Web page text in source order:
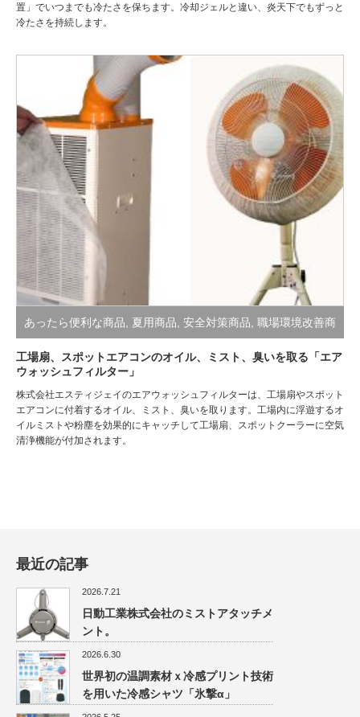
置」でいつまでも冷たさを保ちます。冷却ジェルと違い、炎天下でもずっと
冷たさを持続します。
あったら便利な商品 夏用商品 安全対策商品 職場環境改善商
品
工場扇、スポットエアコンのオイル、ミスト、臭いを取る「エア
ウォッシュフィルター」
株式会社エスティジェイのエアウォッシュフィルターは、工場扇やスポット
エアコンに付着するオイル、ミスト、臭いを取ります。工場内に浮遊するオ
イルミストや粉塵を効果的にキャッチして工場扇、スポットクーラーに空気
清浄機能が付加されます。
最近の記事
2026.7.21
日動工業株式会社のミストアタッチメ
ント。
2026.6.30
世界初の温調素材ｘ冷感プリント技術
を用いた冷感シャツ「氷撃α」